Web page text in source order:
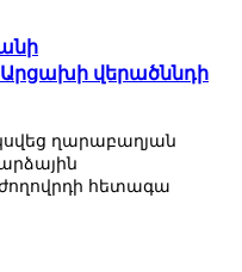
Արցախի վերածննդի
ղարաբաղյան
ժողովրդի հետագա